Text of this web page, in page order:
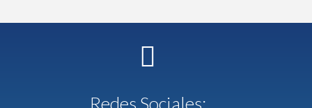
Redes Sociales: